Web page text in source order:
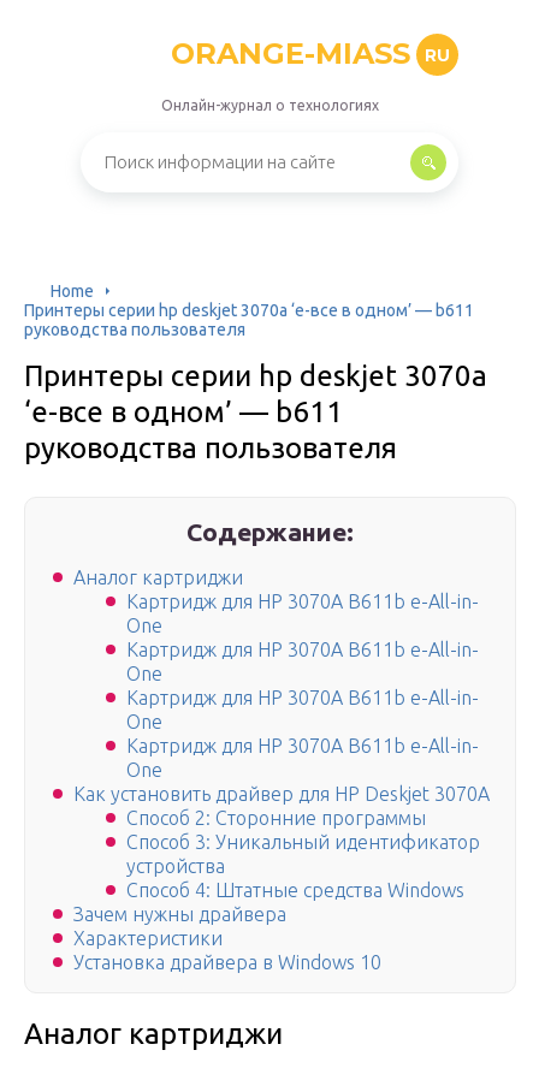
ORANGE-MIASS RU
Онлайн-журнал о технологиях
Home
Принтеры серии hp deskjet 3070а ‘e-все в одном’ — b611
руководства пользователя
Принтеры серии hp deskjet 3070а
‘e-все в одном’ — b611
руководства пользователя
Содержание:
Аналог картриджи
Картридж для HP 3070A B611b e-All-in-
One
Картридж для HP 3070A B611b e-All-in-
One
Картридж для HP 3070A B611b e-All-in-
One
Картридж для HP 3070A B611b e-All-in-
One
Как установить драйвер для HP Deskjet 3070A
Способ 2: Сторонние программы
Способ 3: Уникальный идентификатор
устройства
Способ 4: Штатные средства Windows
Зачем нужны драйвера
Характеристики
Установка драйвера в Windows 10
Аналог картриджи